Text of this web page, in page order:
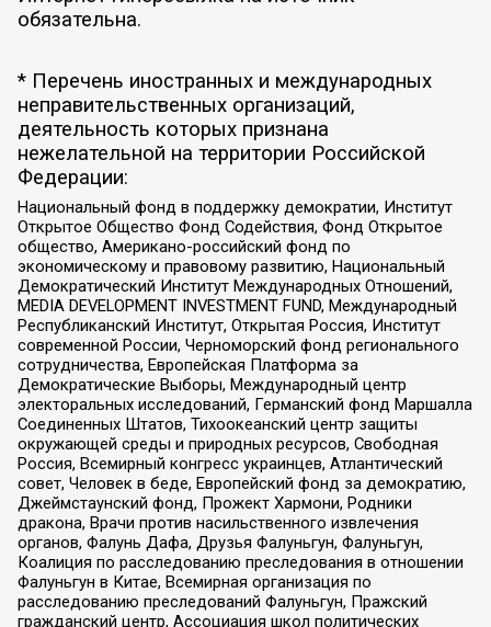
обязательна.
* Перечень иностранных и международных
неправительственных организаций,
деятельность которых признана
нежелательной на территории Российской
Федерации:
Национальный фонд в поддержку демократии, Институт
Открытое Общество Фонд Содействия, Фонд Открытое
общество, Американо-российский фонд по
экономическому и правовому развитию, Национальный
Демократический Институт Международных Отношений,
MEDIA DEVELOPMENT INVESTMENT FUND, Международный
Республиканский Институт, Открытая Россия, Институт
современной России, Черноморский фонд регионального
сотрудничества, Европейская Платформа за
Демократические Выборы, Международный центр
электоральных исследований, Германский фонд Маршалла
Соединенных Штатов, Тихоокеанский центр защиты
окружающей среды и природных ресурсов, Свободная
Россия, Всемирный конгресс украинцев, Атлантический
совет, Человек в беде, Европейский фонд за демократию,
Джеймстаунский фонд, Прожект Хармони, Родники
дракона, Врачи против насильственного извлечения
органов, Фалунь Дафа, Друзья Фалуньгун, Фалуньгун,
Коалиция по расследованию преследования в отношении
Фалуньгун в Китае, Всемирная организация по
расследованию преследований Фалуньгун, Пражский
гражданский центр, Ассоциация школ политических